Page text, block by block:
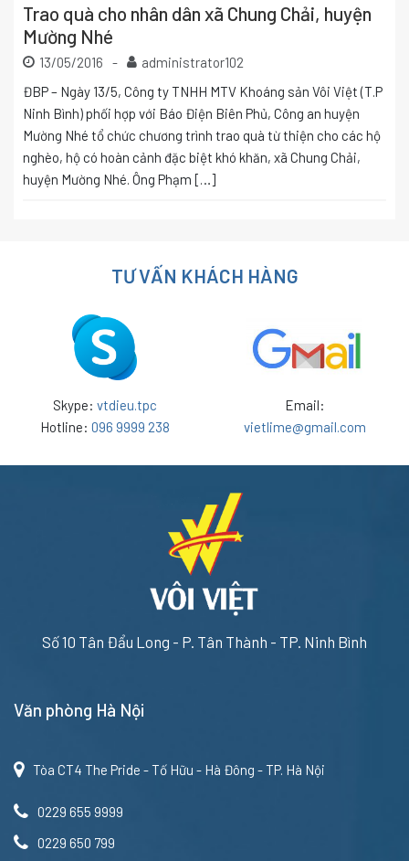
Trao quà cho nhân dân xã Chung Chải, huyện
Mường Nhé
13/05/2016 -
administrator102
ĐBP – Ngày 13/5, Công ty TNHH MTV Khoáng sản Vôi Việt (T.P
Ninh Bình) phối hợp với Báo Điện Biên Phủ, Công an huyện
Mường Nhé tổ chức chương trình trao quà từ thiện cho các hộ
nghèo, hộ có hoàn cảnh đặc biệt khó khăn, xã Chung Chải,
huyện Mường Nhé. Ông Phạm […]
TƯ VẤN KHÁCH HÀNG
Skype: vtdieu.tpc
Hotline: 096 9999 238
Email:
vietlime@gmail.com
Số 10 Tân Đẩu Long - P. Tân Thành - TP. Ninh Bình
Văn phòng Hà Nội
Tòa CT4 The Pride - Tố Hữu - Hà Đông - TP. Hà Nội
0229 655 9999
0229 650 799